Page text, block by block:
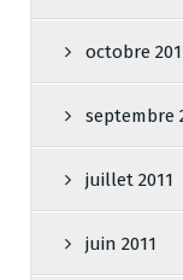
octobre
septembre
juillet 2011
juin 2011